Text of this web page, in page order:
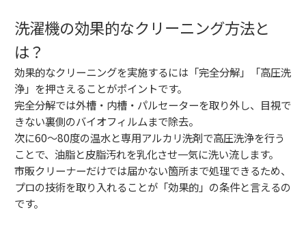
洗濯機の効果的なクリーニング方法と
は？
効果的なクリーニングを実施するには「完全分解」「高圧洗
浄」を押さえることがポイントです。
完全分解では外槽・内槽・パルセーターを取り外し、目視で
きない裏側のバイオフィルムまで除去。
次に60〜80度の温水と専用アルカリ洗剤で高圧洗浄を行う
ことで、油脂と皮脂汚れを乳化させ一気に洗い流します。
市販クリーナーだけでは届かない箇所まで処理できるため、
プロの技術を取り入れることが「効果的」の条件と言えるの
です。